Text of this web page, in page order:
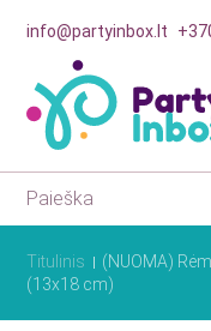
info@partyinbox.lt
Titulinis
(NUOMA)
(13x18 cm)